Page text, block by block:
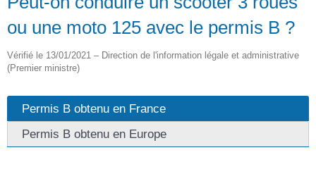
ou une moto 125 avec le permis B ?
Vérifié le 13/01/2021 – Direction de l'information légale et administrative
(Premier ministre)
Permis B obtenu en France
Permis B obtenu en Europe